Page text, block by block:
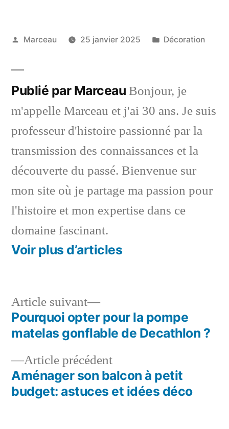
Publié
Marceau 25 janvier 2025
Publié
Décoration
Publié par Marceau Bonjour, je
m'appelle Marceau et j'ai 30 ans. Je suis
professeur d'histoire passionné par la
transmission des connaissances et la
découverte du passé. Bienvenue sur
mon site où je partage ma passion pour
l'histoire et mon expertise dans ce
domaine fascinant.
Voir plus d’articles
Navigation
l’article
Article précédentArticle
précédent :
Aménager son balcon à petit
budget: astuces et idées déco
Article suivant
Article
suivant :
Pourquoi opter pour la pompe
matelas gonflable de Decathlon ?